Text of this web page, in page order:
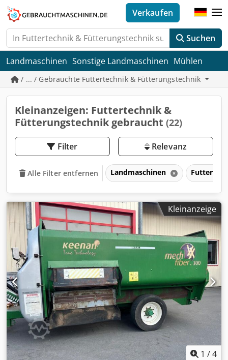
Suchen
Verkaufen
Landmaschinen Sonstige Landmaschinen Mühlen
/ ... / Gebrauchte Futtertechnik & Fütterungstechnik
Kleinanzeigen: Futtertechnik &
Fütterungstechnik gebraucht (22)
Filter Relevanz
Alle Filter entfernen Landmaschinen
Kleinanzeige
1 /4